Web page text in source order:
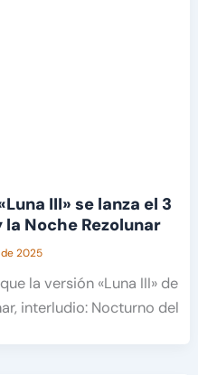
III» se lanza el 3
Noche Rezolunar
2025
la versión «Luna III» de
interludio: Nocturno del